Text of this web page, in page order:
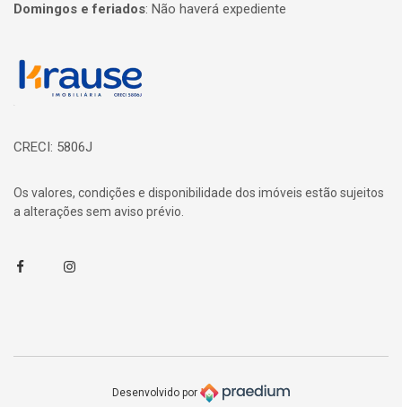
Domingos e feriados: Não haverá expediente
Página inicial
CRECI: 5806J
Os valores, condições e disponibilidade dos imóveis estão sujeitos
a alterações sem aviso prévio.
FacebookInstagram
Desenvolvido por